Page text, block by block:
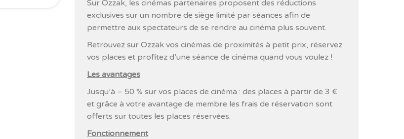
Sur Ozzak, les cinémas partenaires proposent des réductions
exclusives sur un nombre de siège limité par séances afin de
permettre aux spectateurs de se rendre au cinéma plus souvent.
Retrouvez sur Ozzak vos cinémas de proximités à petit prix, réservez
vos places et profitez d’une séance de cinéma quand vous voulez !
Les avantages
Jusqu’à – 50 % sur vos places de cinéma : des places à partir de 3 €
et grâce à votre avantage de membre les frais de réservation sont
offerts sur toutes les places réservées.
Fonctionnement